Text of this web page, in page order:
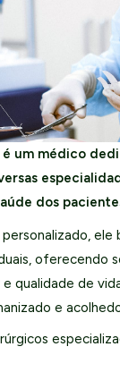
é um médico
dos
ele
oferecendo
qualidade de
e